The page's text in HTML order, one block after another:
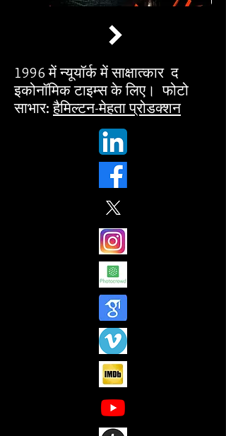
1996 में न्यूयॉर्क में साक्षात्कार द
इकोनॉमिक टाइम्स के लिए। फोटो
साभार:हैमिल्टन-मेहता प्रोडक्शन